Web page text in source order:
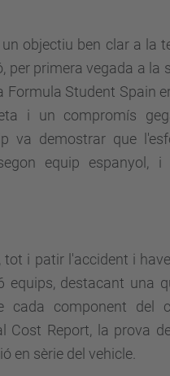
objectiu ben clar a la
primera vegada a la
Formula Student Spain
i un compromís
va demostrar que
equip
i patir l'accident i
equips, destacant una
cada component del
Cost Report, la prova
en sèrie del vehicle.